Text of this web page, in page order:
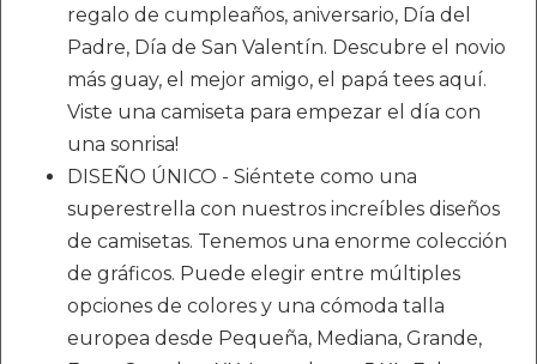
regalo de cumpleaños, aniversario, Día del
Padre, Día de San Valentín. Descubre el novio
más guay, el mejor amigo, el papá tees aquí.
Viste una camiseta para empezar el día con
una sonrisa!
DISEÑO ÚNICO - Siéntete como una
superestrella con nuestros increíbles diseños
de camisetas. Tenemos una enorme colección
de gráficos. Puede elegir entre múltiples
opciones de colores y una cómoda talla
europea desde Pequeña, Mediana, Grande,